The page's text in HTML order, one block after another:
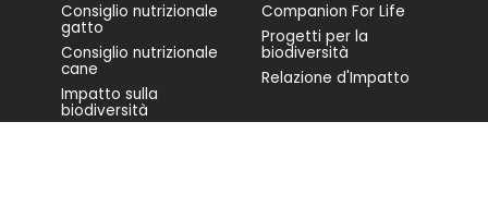
Consiglio nutrizionale
gatto
Consiglio nutrizionale
cane
Impatto sulla
biodiversità
Companion For Life
Progetti per la
biodiversità
Relazione d'Impatto